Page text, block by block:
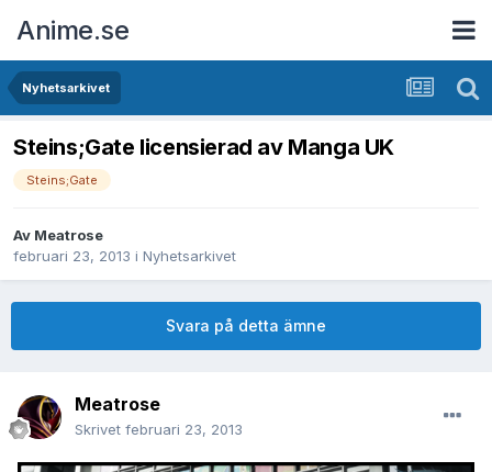
Anime.se
Nyhetsarkivet
Steins;Gate licensierad av Manga UK
Steins;Gate
Av Meatrose
februari 23, 2013 i Nyhetsarkivet
Svara på detta ämne
Meatrose
Skrivet februari 23, 2013